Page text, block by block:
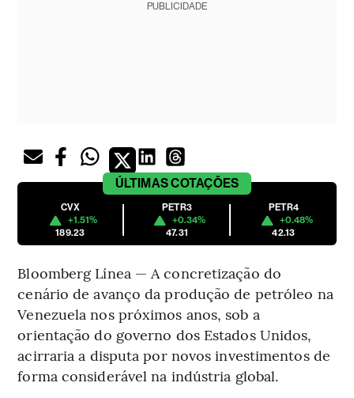
PUBLICIDADE
ÚLTIMASCOTAÇÕES
CVX
+1.51%
189.23
PETR3
+0.34%
47.31
PETR4
+0.48%
42.13
Bloomberg Línea — A concretização do
cenário de avanço da produção de petróleo na
Venezuela nos próximos anos, sob a
orientação do governo dos Estados Unidos,
acirraria a disputa por novos investimentos de
forma considerável na indústria global.